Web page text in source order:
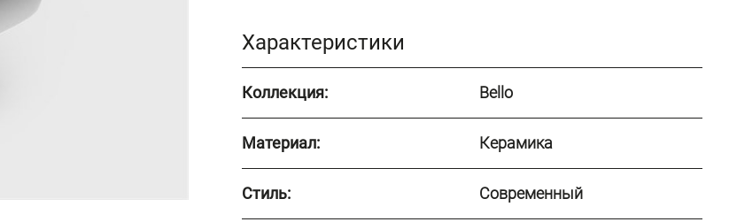
Характеристики
Коллекция: Bello
Материал: Керамика
Стиль: Современный